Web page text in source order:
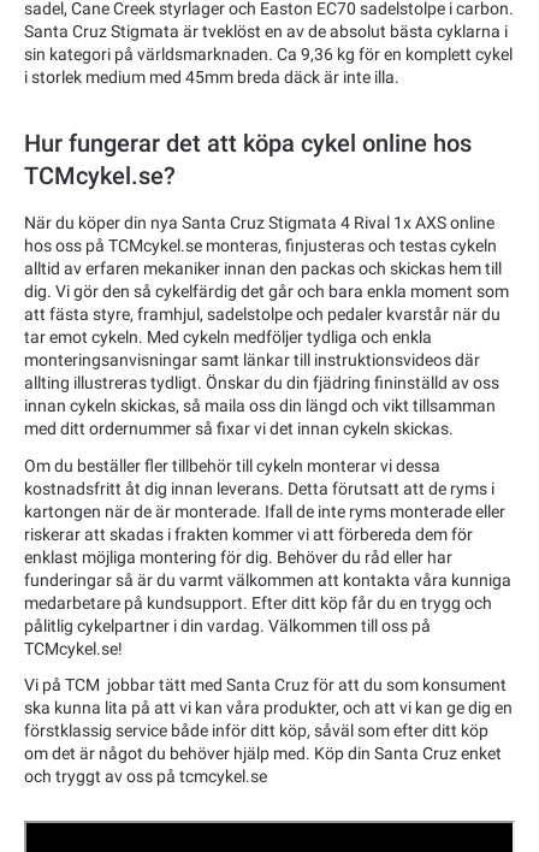
sadel, Cane Creek styrlager och Easton EC70 sadelstolpe i carbon.
Santa Cruz Stigmata är tveklöst en av de absolut bästa cyklarna i
sin kategori på världsmarknaden. Ca 9,36 kg för en komplett cykel
i storlek medium med 45mm breda däck är inte illa.
Hur fungerar det att köpa cykel online hos
TCMcykel.se?
När du köper din nya Santa Cruz Stigmata 4 Rival 1x AXS online
hos oss på TCMcykel.se monteras, finjusteras och testas cykeln
alltid av erfaren mekaniker innan den packas och skickas hem till
dig. Vi gör den så cykelfärdig det går och bara enkla moment som
att fästa styre, framhjul, sadelstolpe och pedaler kvarstår när du
tar emot cykeln. Med cykeln medföljer tydliga och enkla
monteringsanvisningar samt länkar till instruktionsvideos där
allting illustreras tydligt. Önskar du din fjädring fininställd av oss
innan cykeln skickas, så maila oss din längd och vikt tillsamman
med ditt ordernummer så fixar vi det innan cykeln skickas.
Om du beställer fler tillbehör till cykeln monterar vi dessa
kostnadsfritt åt dig innan leverans. Detta förutsatt att de ryms i
kartongen när de är monterade. Ifall de inte ryms monterade eller
riskerar att skadas i frakten kommer vi att förbereda dem för
enklast möjliga montering för dig. Behöver du råd eller har
funderingar så är du varmt välkommen att kontakta våra kunniga
medarbetare på kundsupport. Efter ditt köp får du en trygg och
pålitlig cykelpartner i din vardag. Välkommen till oss på
TCMcykel.se!
Vi på TCM jobbar tätt med Santa Cruz för att du som konsument
ska kunna lita på att vi kan våra produkter, och att vi kan ge dig en
förstklassig service både inför ditt köp, såväl som efter ditt köp
om det är något du behöver hjälp med. Köp din Santa Cruz enket
och tryggt av oss på tcmcykel.se